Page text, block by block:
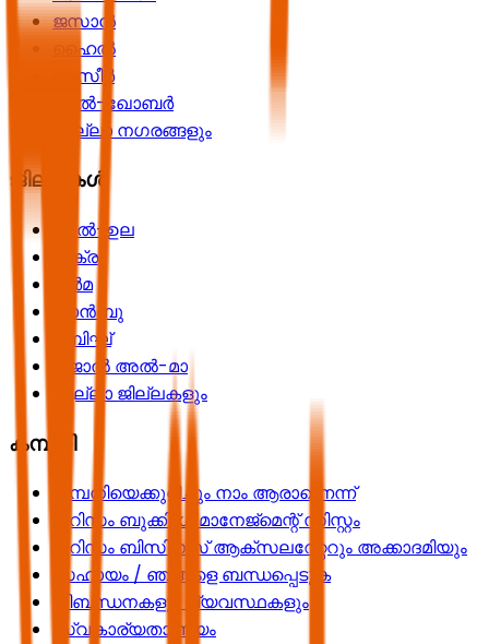
ജസാൻ
ഹൈൽ
അസീർ
അൽ-ഖോബർ
എല്ലാ നഗരങ്ങളും
ജില്ലകൾ
അൽ-ഉല
ശക്ര
ദുർമ
യാൻബു
റബിഘ്
റിജാൽ അൽ-മാ
എല്ലാ ജില്ലകളും
കമ്പനി
കമ്പനിയെക്കുറിച്ചും നാം ആരാണെന്ന്
ടൂറിസം ബുക്കിംഗ് മാനേജ്മെന്റ് സിസ്റ്റം
ടൂറിസം ബിസിനസ് ആക്സലറേറ്ററും അക്കാദമിയും
സഹായം / ഞങ്ങളെ ബന്ധപ്പെടുക
നിബന്ധനകളും വ്യവസ്ഥകളും
സ്വകാര്യതാ നയം